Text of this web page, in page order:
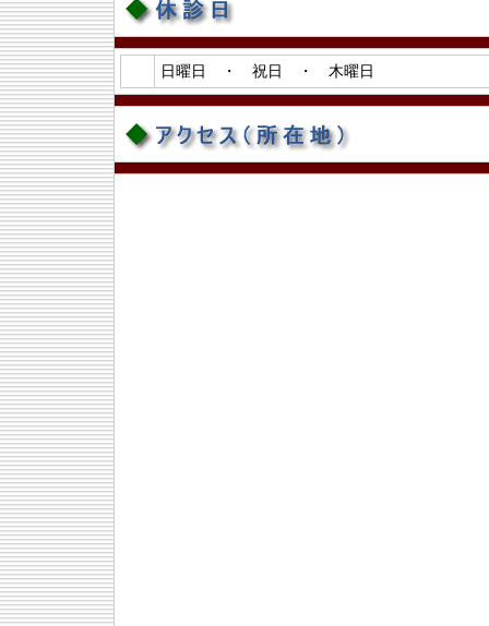
日曜日 ・ 祝日 ・ 木曜日